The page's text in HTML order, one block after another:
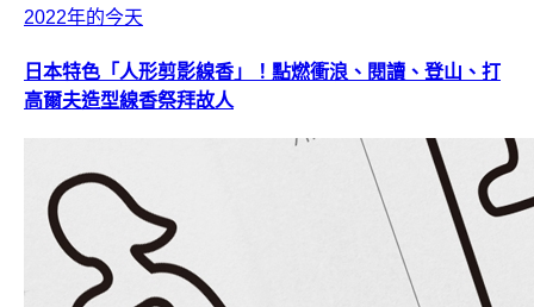
2022年的今天
日本特色「人形剪影線香」！點燃衝浪、閱讀、登山、打
高爾夫造型線香祭拜故人